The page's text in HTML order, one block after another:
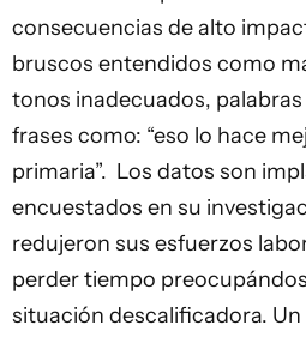
consecuencias de alto
bruscos entendidos como
tonos inadecuados,
frases como: “eso lo hace
primaria”. Los datos son
encuestados en su
redujeron sus esfuerzos
perder tiempo
situación descalificadora. Un